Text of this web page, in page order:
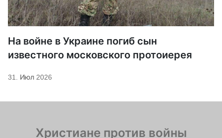
На войне в Украине погиб сын
известного московского протоиерея
31. Июл 2026
Христиане против войны